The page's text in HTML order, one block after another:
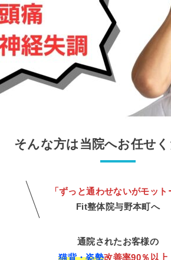
そんな方は当院へお任せく
「ずっと通わせないがモット
Fit整体院与野本町へ
通院されたお客様の
猫背・姿勢改善率90％以上